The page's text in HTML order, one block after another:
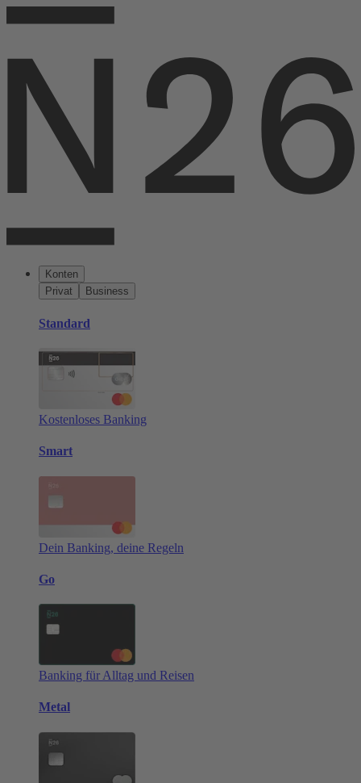
Konten
Privat
Business
Standard
Kostenloses Banking
Smart
Dein Banking, deine Regeln
Go
Banking für Alltag und Reisen
Metal